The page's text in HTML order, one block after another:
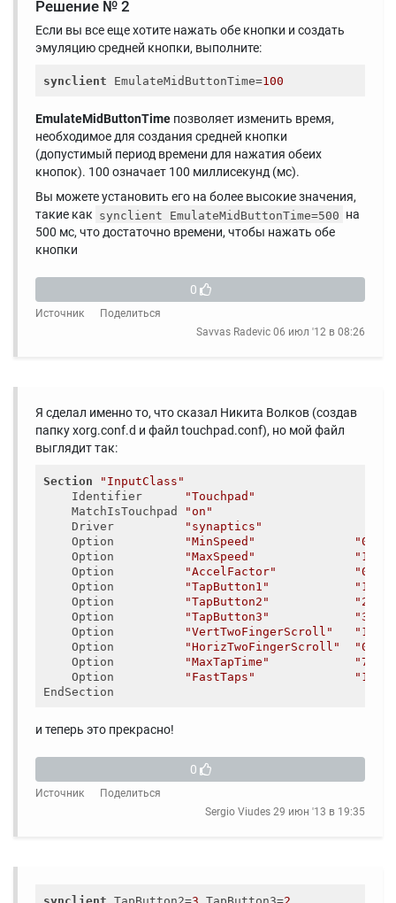
Решение № 2
Если вы все еще хотите нажать обе кнопки и создать
эмуляцию средней кнопки, выполните:
synclient EmulateMidButtonTime=100
EmulateMidButtonTime позволяет изменить время,
необходимое для создания средней кнопки
(допустимый период времени для нажатия обеих
кнопок). 100 означает 100 миллисекунд (мс).
Вы можете установить его на более высокие значения,
такие как synclient EmulateMidButtonTime=500 на
500 мс, что достаточно времени, чтобы нажать обе
кнопки
0
Источник
Поделиться
Savvas Radevic 06 июл '12 в 08:26
Я сделал именно то, что сказал Никита Волков (создав
папку xorg.conf.d и файл touchpad.conf), но мой файл
выглядит так:
Section
"InputClass"
    Identifier
"Touchpad"
    MatchIsTouchpad
"on"
    Driver
"synaptics"
    Option
"MinSpeed"
"0.5"
    Option
"MaxSpeed"
"1.0"
    Option
"AccelFactor"
    Option
"TapButton1"
"1"
    Option
"TapButton2"
"2"
    Option
"TapButton3"
"3"
    Option
"VertTwoFingerScroll"
"1"
    Option
"HorizTwoFingerScroll"
"0"
    Option
"MaxTapTime"
"70"
    Option
"FastTaps"
"1"
и теперь это прекрасно!
0
Источник
Поделиться
Sergio Viudes 29 июн '13 в 19:35